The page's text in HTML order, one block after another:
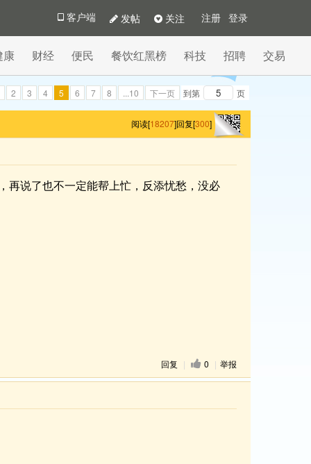
注册 登录
关注
发帖
客户端
康 财经 便民 餐饮红黑榜 科技 招聘 交易
2 3 4 5 6 7 8 ...10 下一页 到第 页
阅读[18207]回复[300]
再说了也不一定能帮上忙，反添忧愁，没必
回复 | 0 | 举报